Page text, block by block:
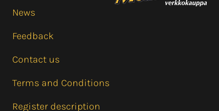
News
Feedback
Contact us
Terms and Conditions
Register description